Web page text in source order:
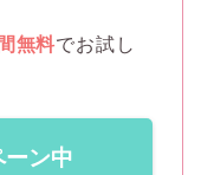
無料でお試し
ン中